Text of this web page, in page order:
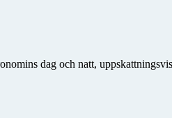
dag och natt,